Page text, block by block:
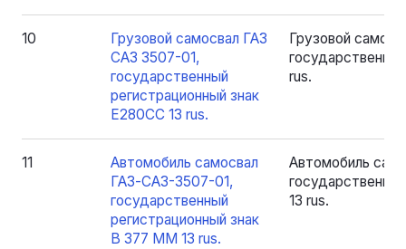
10
Грузовой самосвал ГАЗ
САЗ 3507-01,
государственный
регистрационный знак
Е280CC 13 rus.
Грузовой
rus.
11
Автомобиль самосвал
ГАЗ-САЗ-3507-01,
государственный
регистрационный знак
В 377 ММ 13 rus.
Автомобиль
13 rus.